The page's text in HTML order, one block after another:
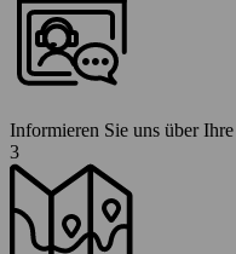
Informieren Sie uns über
3